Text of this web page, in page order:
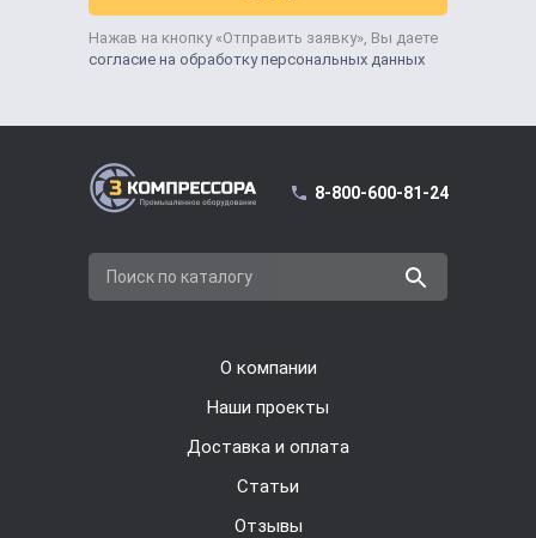
Нажав на кнопку «Отправить заявку», Вы даете
согласие на обработку персональных данных
8-800-600-81-24
Поиск по каталогу
О компании
Наши проекты
Доставка и оплата
Cтатьи
Отзывы